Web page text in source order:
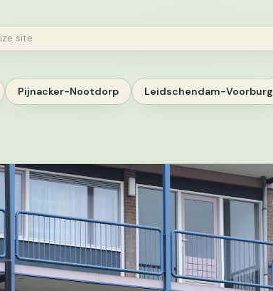
Pijnacker-Nootdorp Leidschendam-Voorburg